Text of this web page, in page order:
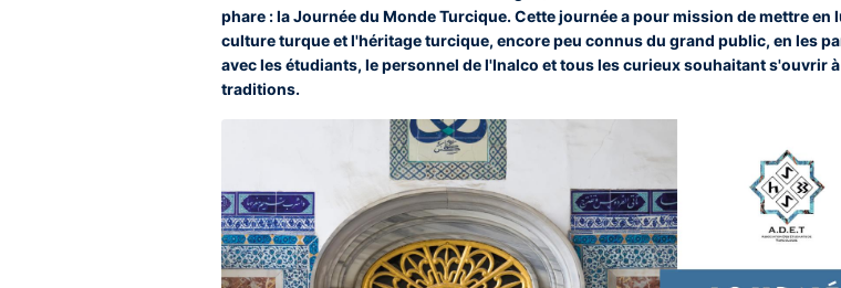
phare : la Journée du Monde Turcique. Cette journée a pour mission de mettre en
culture turque et l'héritage turcique, encore peu connus du grand public, en les
avec les étudiants, le personnel de l'Inalco et tous les curieux souhaitant s'ouvrir
traditions.